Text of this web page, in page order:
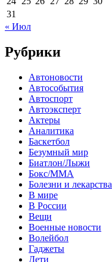
31
« Июл
Рубрики
Автоновости
Автособытия
Автоспорт
Автоэксперт
Актеры
Аналитика
Баскетбол
Безумный мир
Биатлон/Лыжи
Бокс/MMA
Болезни и лекарства
В мире
В России
Вещи
Военные новости
Волейбол
Гаджеты
Дети